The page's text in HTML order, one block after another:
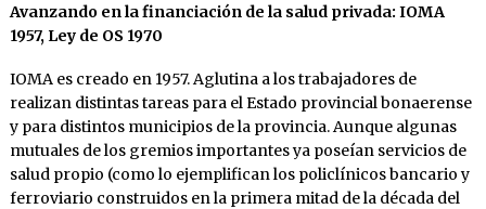
Avanzando en la financiación de la salud privada: IOMA
1957, Ley de OS 1970
IOMA es creado en 1957. Aglutina a los trabajadores de
realizan distintas tareas para el Estado provincial bonaerense
y para distintos municipios de la provincia. Aunque algunas
mutuales de los gremios importantes ya poseían servicios de
salud propio (como lo ejemplifican los policlínicos bancario y
ferroviario construidos en la primera mitad de la década del